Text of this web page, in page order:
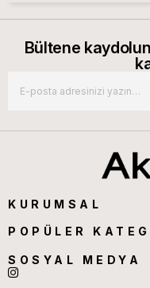
Bültene
KURUMSAL
POPÜLER
SOSYAL MEDYA